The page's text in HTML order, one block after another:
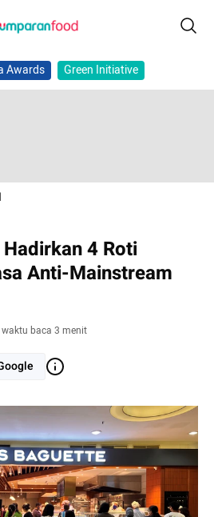
Awards Green Initiative
4 Roti
Anti-Mainstream
waktu baca 3 menit